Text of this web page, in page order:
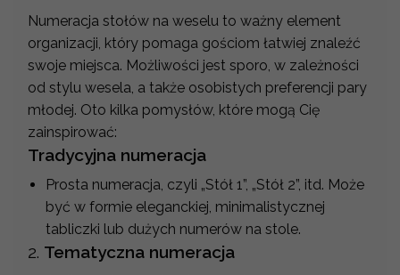
Numeracja stołów na weselu to ważny element
organizacji, który pomaga gościom łatwiej znaleźć
swoje miejsca. Możliwości jest sporo, w zależności
od stylu wesela, a także osobistych preferencji pary
młodej. Oto kilka pomysłów, które mogą Cię
zainspirować:
Tradycyjna numeracja
Prosta numeracja, czyli „Stół 1”, „Stół 2”, itd. Może
być w formie eleganckiej, minimalistycznej
tabliczki lub dużych numerów na stole.
2. Tematyczna numeracja